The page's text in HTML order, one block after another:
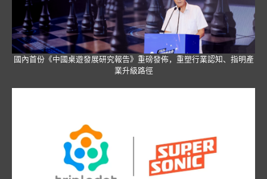
國內首份《中國桌遊發展研究報告》重磅發佈，重塑行業認知、指明產
業升級路徑